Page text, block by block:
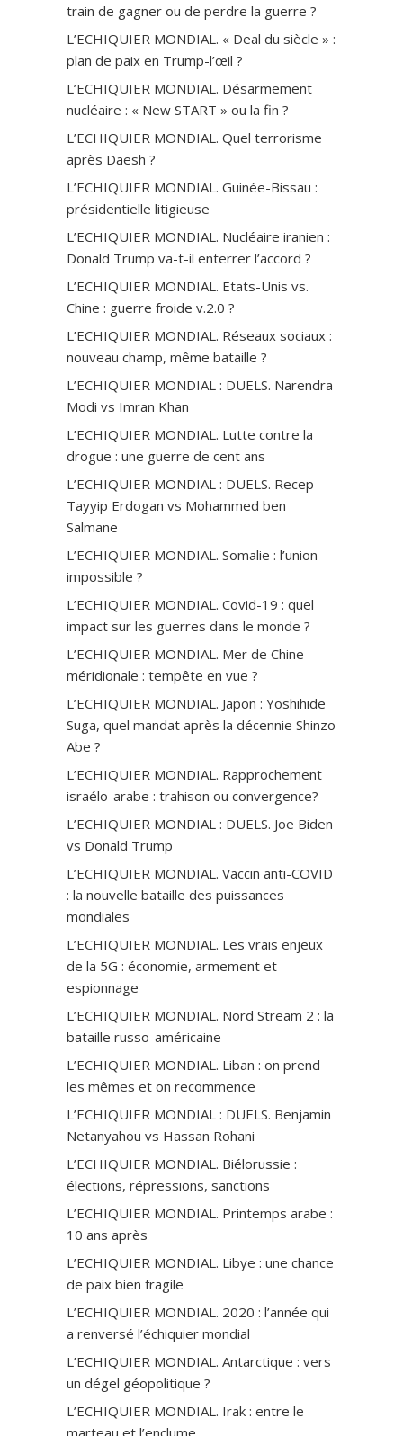
train de gagner ou de perdre la guerre ?
L’ECHIQUIER MONDIAL. « Deal du siècle » :
plan de paix en Trump-l’œil ?
L’ECHIQUIER MONDIAL. Désarmement
nucléaire : « New START » ou la fin ?
L’ECHIQUIER MONDIAL. Quel terrorisme
après Daesh ?
L’ECHIQUIER MONDIAL. Guinée-Bissau :
présidentielle litigieuse
L’ECHIQUIER MONDIAL. Nucléaire iranien :
Donald Trump va-t-il enterrer l’accord ?
L’ECHIQUIER MONDIAL. Etats-Unis vs.
Chine : guerre froide v.2.0 ?
L’ECHIQUIER MONDIAL. Réseaux sociaux :
nouveau champ, même bataille ?
L’ECHIQUIER MONDIAL : DUELS. Narendra
Modi vs Imran Khan
L’ECHIQUIER MONDIAL. Lutte contre la
drogue : une guerre de cent ans
L’ECHIQUIER MONDIAL : DUELS. Recep
Tayyip Erdogan vs Mohammed ben
Salmane
L’ECHIQUIER MONDIAL. Somalie : l’union
impossible ?
L’ECHIQUIER MONDIAL. Covid-19 : quel
impact sur les guerres dans le monde ?
L’ECHIQUIER MONDIAL. Mer de Chine
méridionale : tempête en vue ?
L’ECHIQUIER MONDIAL. Japon : Yoshihide
Suga, quel mandat après la décennie Shinzo
Abe ?
L’ECHIQUIER MONDIAL. Rapprochement
israélo-arabe : trahison ou convergence?
L’ECHIQUIER MONDIAL : DUELS. Joe Biden
vs Donald Trump
L’ECHIQUIER MONDIAL. Vaccin anti-СOVID
: la nouvelle bataille des puissances
mondiales
L’ECHIQUIER MONDIAL. Les vrais enjeux
de la 5G : économie, armement et
espionnage
L’ECHIQUIER MONDIAL. Nord Stream 2 : la
bataille russo-américaine
L’ECHIQUIER MONDIAL. Liban : on prend
les mêmes et on recommence
L’ECHIQUIER MONDIAL : DUELS. Benjamin
Netanyahou vs Hassan Rohani
L’ECHIQUIER MONDIAL. Biélorussie :
élections, répressions, sanctions
L’ECHIQUIER MONDIAL. Printemps arabe :
10 ans après
L’ECHIQUIER MONDIAL. Libye : une chance
de paix bien fragile
L’ECHIQUIER MONDIAL. 2020 : l’année qui
a renversé l’échiquier mondial
L’ECHIQUIER MONDIAL. Antarctique : vers
un dégel géopolitique ?
L’ECHIQUIER MONDIAL. Irak : entre le
marteau et l’enclume